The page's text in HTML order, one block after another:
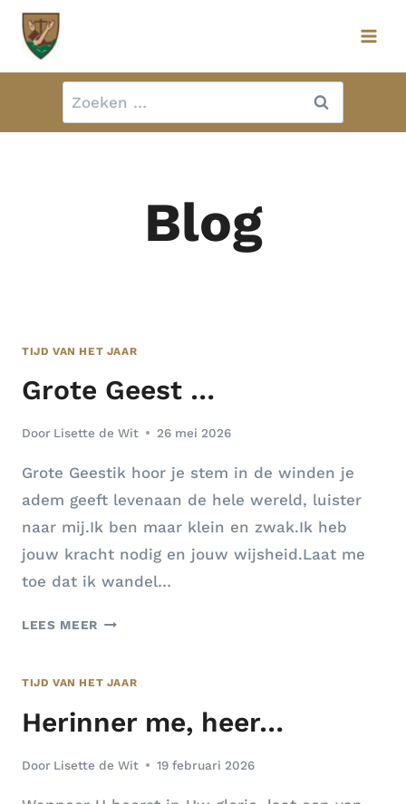
Doorgaan
naar
Zoeken
naar:
Blog
TIJD VAN HET JAAR
Grote Geest …
Door Lisette de Wit 26 mei 2026
Grote Geestik hoor je stem in de winden je
adem geeft levenaan de hele wereld, luister
naar mij.Ik ben maar klein en zwak.Ik heb
jouw kracht nodig en jouw wijsheid.Laat me
toe dat ik wandel…
LEES MEER GROTE
TIJD VAN HET JAAR
Herinner me, heer…
Door Lisette de Wit 19 februari 2026